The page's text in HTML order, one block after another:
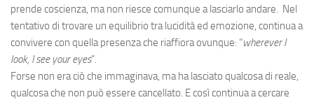
prende coscienza, ma non riesce comunque a lasciarlo andare. Nel
tentativo di trovare un equilibrio tra lucidità ed emozione, continua a
convivere con quella presenza che riaffiora ovunque: “wherever I
look, I see your eyes”.
Forse non era ciò che immaginava, ma ha lasciato qualcosa di reale,
qualcosa che non può essere cancellato. E così continua a cercare